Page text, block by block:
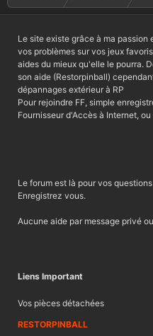
Le site existe grâce à ma
vos problèmes sur vos jeux
aides du mieux qu'elle le pourra.
son aide (Restorpinball)
dépannages extérieur à RP
Pour rejoindre FF, simple
Fournisseur d'Accès à Internet,
Le forum est là pour vos
Enregistrez vous.
Aucune aide par message privé
Liens Important
Vos pièces détachées
RESTORPINBALL